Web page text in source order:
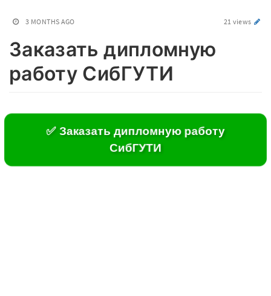
3 MONTHS AGO 21 views
Заказать дипломную
работу СибГУТИ
✅ Заказать дипломную работу
СибГУТИ